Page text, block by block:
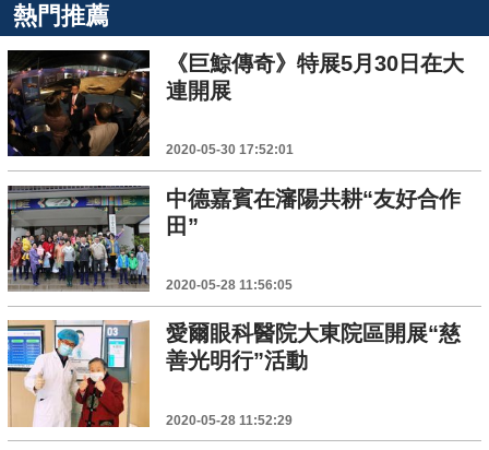
熱門推薦
《巨鯨傳奇》特展5月30日在大
連開展
2020-05-30 17:52:01
中德嘉賓在瀋陽共耕“友好合作
田”
2020-05-28 11:56:05
愛爾眼科醫院大東院區開展“慈
善光明行”活動
2020-05-28 11:52:29